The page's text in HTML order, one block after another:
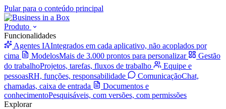
Pular para o conteúdo principal
Produto
Funcionalidades
Agentes IAIntegrados em cada aplicativo, não acoplados por
cima
ModelosMais de 3.000 prontos para personalizar
Gestão
do trabalhoProjetos, tarefas, fluxos de trabalho
Equipe e
pessoasRH, funções, responsabilidade ComunicaçãoChat,
chamadas, caixa de entrada
Documentos e
conhecimentoPesquisáveis, com versões, com permissões
Explorar